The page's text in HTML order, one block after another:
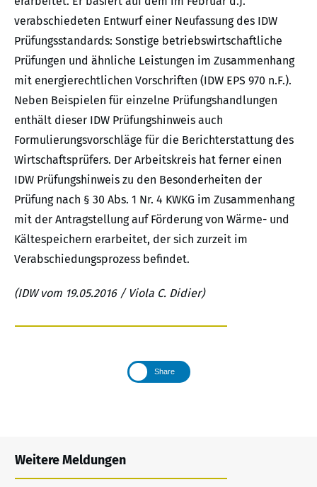
verabschiedeten Entwurf einer Neufassung des IDW
Prüfungsstandards: Sonstige betriebswirtschaftliche
Prüfungen und ähnliche Leistungen im Zusammenhang
mit energierechtlichen Vorschriften (IDW EPS 970 n.F.).
Neben Beispielen für einzelne Prüfungshandlungen
enthält dieser IDW Prüfungshinweis auch
Formulierungsvorschläge für die Berichterstattung des
Wirtschaftsprüfers. Der Arbeitskreis hat ferner einen
IDW Prüfungshinweis zu den Besonderheiten der
Prüfung nach § 30 Abs. 1 Nr. 4 KWKG im Zusammenhang
mit der Antragstellung auf Förderung von Wärme- und
Kältespeichern erarbeitet, der sich zurzeit im
Verabschiedungsprozess befindet.
(IDW vom 19.05.2016 / Viola C. Didier)
Share
Weitere Meldungen